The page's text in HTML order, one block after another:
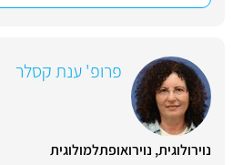
פרופ' ענת קסלר
נוירולוגית, נוירואופתלמולוגית